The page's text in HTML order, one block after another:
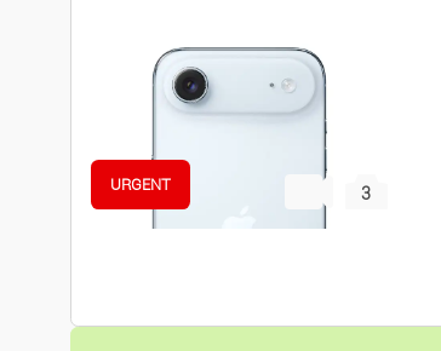
URGENT 3